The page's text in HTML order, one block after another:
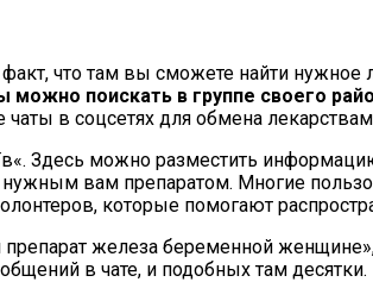
что там вы сможете найти
можно поискать в группе своего
в соцсетях для обмена
Здесь можно разместить
вам препаратом. Многие
которые помогают
железа беременной
в чате, и подобных там десятки.